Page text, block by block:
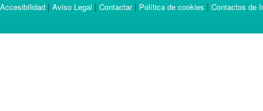
Accesibilidad | Aviso Legal | Contactar| Política de cookies | Contactos de